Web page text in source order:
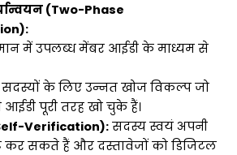
(Two-Phase
में उपलब्ध मेंबर आईडी के माध्यम से
के लिए उन्नत खोज विकल्प जो
आईडी पूरी तरह खो चुके हैं।
Verification):सदस्य स्वयं अपनी
कर सकते हैं और दस्तावेजों को डिजिटल